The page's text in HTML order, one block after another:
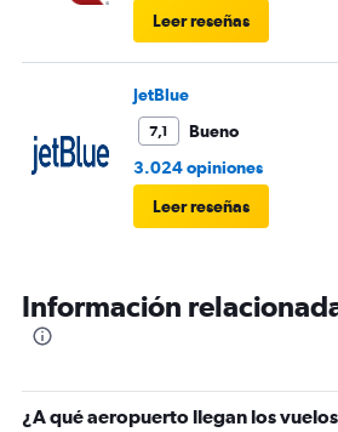
Leer reseñas
JetBlue
7,1
Bueno
3.024 opiniones
Leer reseñas
Información
¿A qué aeropuerto llegan los